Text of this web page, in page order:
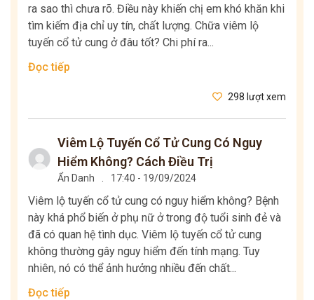
ra sao thì chưa rõ. Điều này khiến chị em khó khăn khi
tìm kiếm địa chỉ uy tín, chất lượng. Chữa viêm lộ
tuyến cổ tử cung ở đâu tốt? Chi phí ra...
Đọc tiếp
298 lượt xem
Viêm Lộ Tuyến Cổ Tử Cung Có Nguy
Hiểm Không? Cách Điều Trị
Ẩn Danh 17:40 - 19/09/2024
Viêm lộ tuyến cổ tử cung có nguy hiểm không? Bệnh
này khá phổ biến ở phụ nữ ở trong độ tuổi sinh đẻ và
đã có quan hệ tình dục. Viêm lộ tuyến cổ tử cung
không thường gây nguy hiểm đến tính mạng. Tuy
nhiên, nó có thể ảnh hưởng nhiều đến chất...
Đọc tiếp